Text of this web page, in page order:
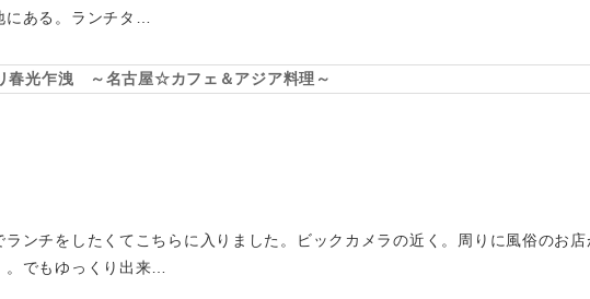
ある。ランチタ…
春光乍洩 ～名古屋☆カフェ＆アジア料理～
ンチをしたくてこちらに入りました。ビックカメラの近く。周りに風俗のお店
。でもゆっくり出来…